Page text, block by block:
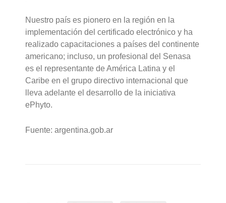
Nuestro país es pionero en la región en la
implementación del certificado electrónico y ha
realizado capacitaciones a países del continente
americano; incluso, un profesional del Senasa
es el representante de América Latina y el
Caribe en el grupo directivo internacional que
lleva adelante el desarrollo de la iniciativa
ePhyto.
Fuente: argentina.gob.ar